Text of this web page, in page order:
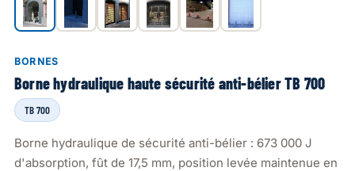
BORNES
Borne hydraulique haute sécurité anti-bélier TB 700
TB 700
Borne hydraulique de sécurité anti-bélier : 673 000 J
d'absorption, fût de 17,5 mm, position levée maintenue en